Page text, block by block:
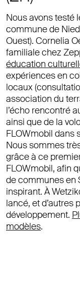
Nous avons testé
commune de
Ouest). Cornelia
familiale chez
éducation
expériences en
locaux
association du
l’écho rencontré
ainsi que de la
FLOWmobil dans
Nous sommes
grâce à ce
FLOWmobil, afin
de communes en
inspirant. À
lancé, et d’autres
développement.
modèles.